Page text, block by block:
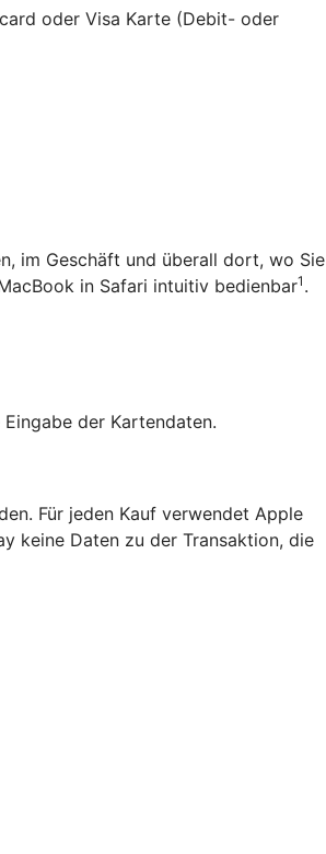
oder Visa Karte (Debit- oder
im Geschäft und überall dort, wo Sie
in Safari intuitiv bedienbar1 .
der Kartendaten.
Für jeden Kauf verwendet Apple
keine Daten zu der Transaktion, die